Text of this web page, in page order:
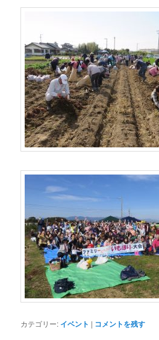
カテゴリー: イベント | コメントを残す